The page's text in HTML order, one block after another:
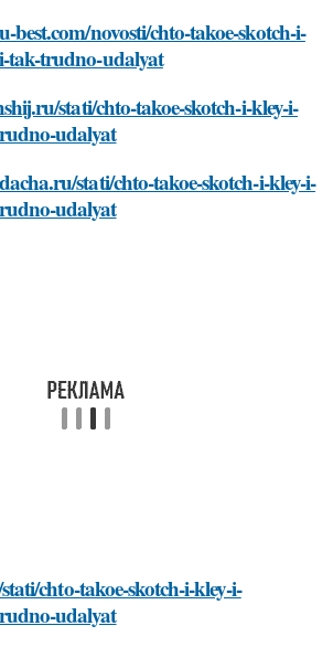
best.com/novosti/chto-takoe-skotch-i-
tak-trudno-udalyat
stati/chto-takoe-skotch-i-kley-i-
udalyat
stati/chto-takoe-skotch-i-kley-i-
udalyat
chto-takoe-skotch-i-kley-i-
udalyat